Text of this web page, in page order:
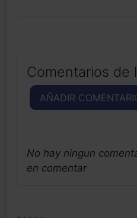
Comentarios de
AÑADIR
No hay ningun
en comentar